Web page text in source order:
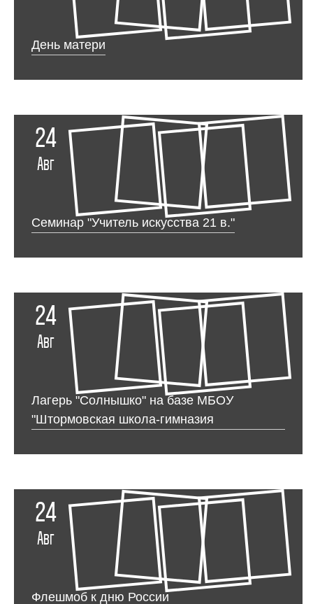
День матери
24
Авг
Семинар "Учитель искусства 21 в."
24
Авг
Лагерь "Солнышко" на базе МБОУ
"Штормовская школа-гимназия
24
Авг
Флешмоб к дню России